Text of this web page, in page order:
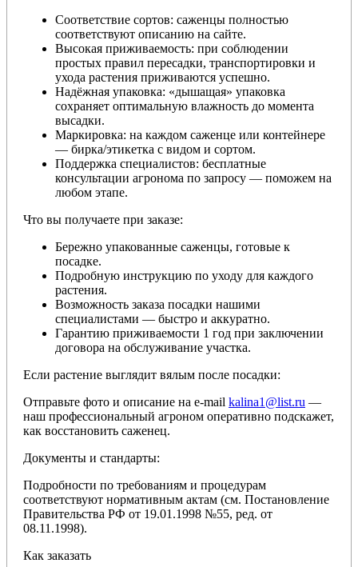
Соответствие сортов: саженцы полностью
соответствуют описанию на сайте.
Высокая приживаемость: при соблюдении
простых правил пересадки, транспортировки и
ухода растения приживаются успешно.
Надёжная упаковка: «дышащая» упаковка
сохраняет оптимальную влажность до момента
высадки.
Маркировка: на каждом саженце или контейнере
— бирка/этикетка с видом и сортом.
Поддержка специалистов: бесплатные
консультации агронома по запросу — поможем на
любом этапе.
Что вы получаете при заказе:
Бережно упакованные саженцы, готовые к
посадке.
Подробную инструкцию по уходу для каждого
растения.
Возможность заказа посадки нашими
специалистами — быстро и аккуратно.
Гарантию приживаемости 1 год при заключении
договора на обслуживание участка.
Если растение выглядит вялым после посадки:
Отправьте фото и описание на e-mail kalina1@list.ru —
наш профессиональный агроном оперативно подскажет,
как восстановить саженец.
Документы и стандарты:
Подробности по требованиям и процедурам
соответствуют нормативным актам (см. Постановление
Правительства РФ от 19.01.1998 №55, ред. от
08.11.1998).
Как заказать